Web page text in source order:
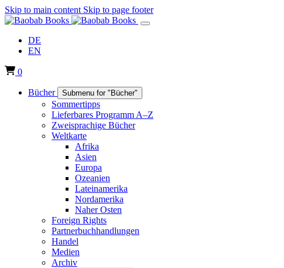
Skip to main content Skip to page footer
DE
EN
0
Bücher Submenu for "Bücher"
Sommertipps
Lieferbares Programm A–Z
Zweisprachige Bücher
Weltkarte
Afrika
Asien
Europa
Ozeanien
Lateinamerika
Nordamerika
Naher Osten
Foreign Rights
Partnerbuchhandlungen
Handel
Medien
Archiv